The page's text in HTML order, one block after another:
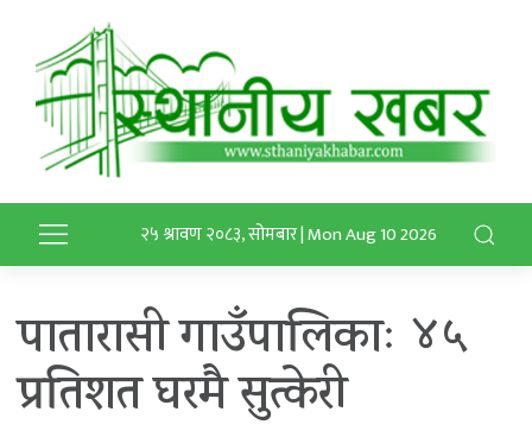
२५ श्रावण २०८३, सोमबार | Mon Aug 10 2026
पातारासी गाउँपालिकाः ४५
प्रतिशत घरमै सुत्केरी